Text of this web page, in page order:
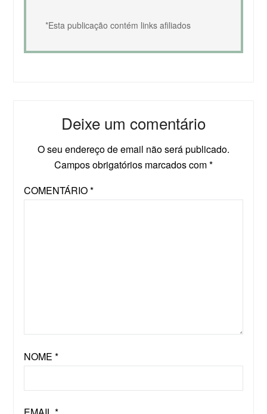
*Esta publicação contém links afiliados
Deixe um comentário
O seu endereço de email não será publicado.
Campos obrigatórios marcados com*
COMENTÁRIO*
NOME *